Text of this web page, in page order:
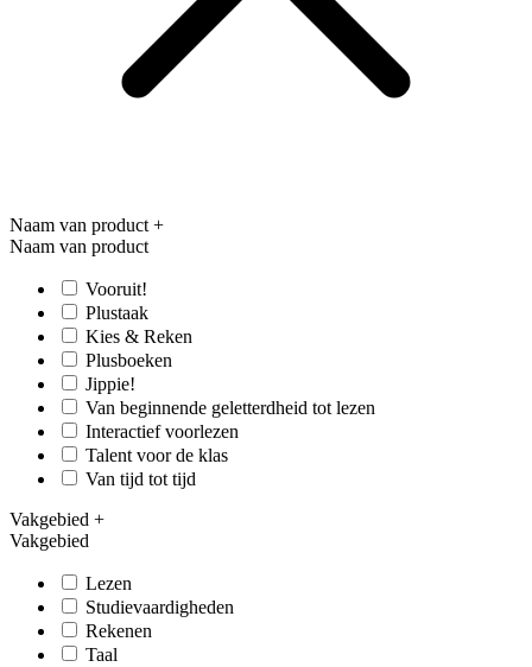
Naam van product +
Naam van product
Vooruit!
Plustaak
Kies & Reken
Plusboeken
Jippie!
Van beginnende geletterdheid tot lezen
Interactief voorlezen
Talent voor de klas
Van tijd tot tijd
Vakgebied +
Vakgebied
Lezen
Studievaardigheden
Rekenen
Taal